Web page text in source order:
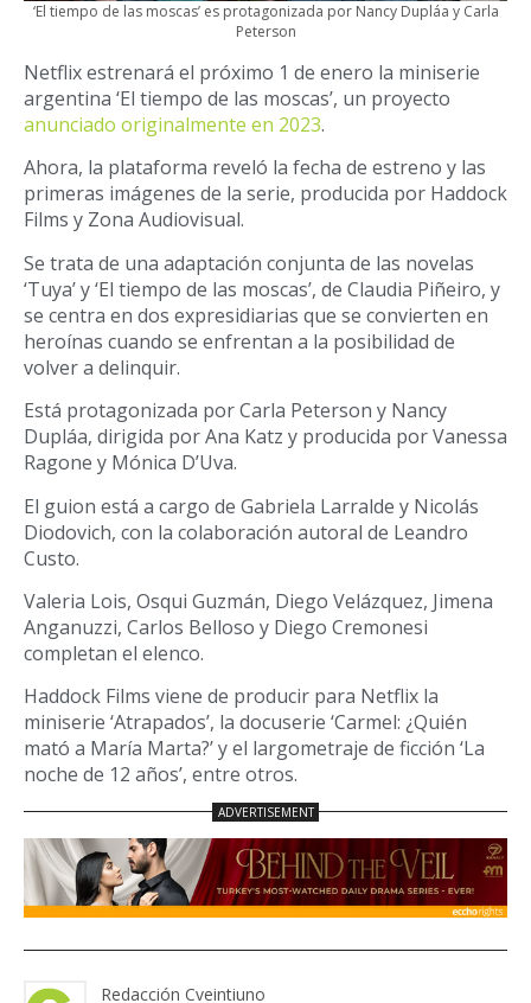
‘El tiempo de las moscas’ es protagonizada por Nancy Dupláa y Carla
Peterson
Netflix estrenará el próximo 1 de enero la miniserie
argentina ‘El tiempo de las moscas’, un proyecto
anunciado originalmente en 2023.
Ahora, la plataforma reveló la fecha de estreno y las
primeras imágenes de la serie, producida por Haddock
Films y Zona Audiovisual.
Se trata de una adaptación conjunta de las novelas
‘Tuya’ y ‘El tiempo de las moscas’, de Claudia Piñeiro, y
se centra en dos expresidiarias que se convierten en
heroínas cuando se enfrentan a la posibilidad de
volver a delinquir.
Está protagonizada por Carla Peterson y Nancy
Dupláa, dirigida por Ana Katz y producida por Vanessa
Ragone y Mónica D’Uva.
El guion está a cargo de Gabriela Larralde y Nicolás
Diodovich, con la colaboración autoral de Leandro
Custo.
Valeria Lois, Osqui Guzmán, Diego Velázquez, Jimena
Anganuzzi, Carlos Belloso y Diego Cremonesi
completan el elenco.
Haddock Films viene de producir para Netflix la
miniserie ‘Atrapados’, la docuserie ‘Carmel: ¿Quién
mató a María Marta?’ y el largometraje de ficción ‘La
noche de 12 años’, entre otros.
Redacción Cveintiuno